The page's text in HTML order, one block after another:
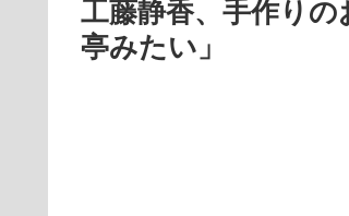
工藤静香、手作り
亭みたい」